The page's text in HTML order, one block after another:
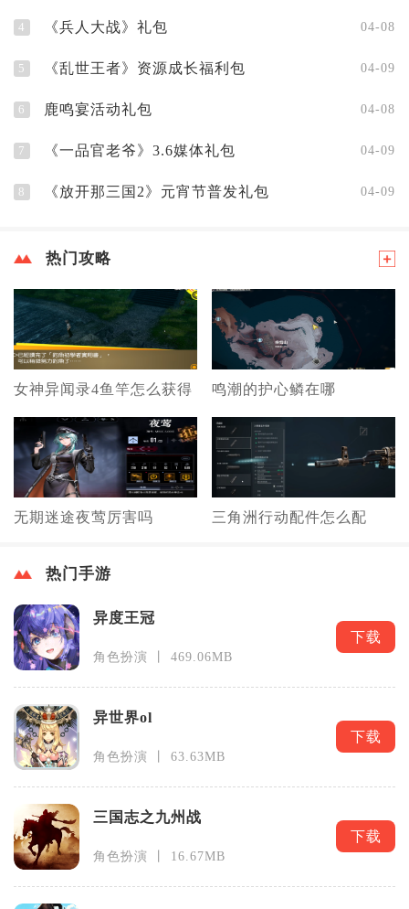
4 《兵人大战》礼包 04-08
5 《乱世王者》资源成长福利包 04-09
6 鹿鸣宴活动礼包 04-08
7 《一品官老爷》3.6媒体礼包 04-09
8 《放开那三国2》元宵节普发礼包 04-09
热门攻略
女神异闻录4鱼竿怎么获得 鸣潮的护心鳞在哪
无期迷途夜莺厉害吗 三角洲行动配件怎么配
热门手游
异度王冠
角色扮演 丨 469.06MB
下载
异世界ol
角色扮演 丨 63.63MB
下载
三国志之九州战
角色扮演 丨 16.67MB
下载